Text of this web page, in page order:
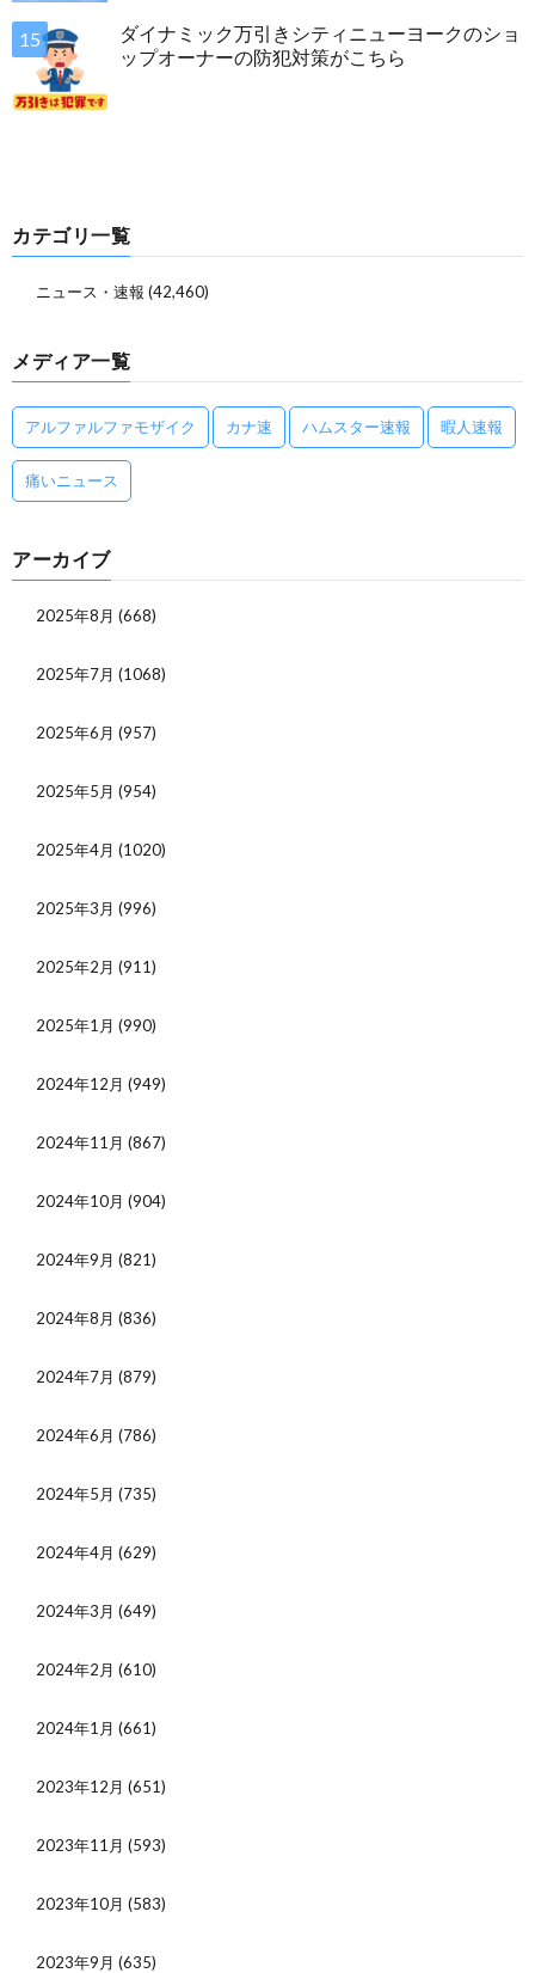
ダイナミック万引きシティニューヨークのショ
ップオーナーの防犯対策がこちら
カテゴリ一覧
ニュース・速報 (42,460)
メディア一覧
アルファルファモザイク カナ速 ハムスター速報 暇人速報
痛いニュース
アーカイブ
2025年8月 (668)
2025年7月 (1068)
2025年6月 (957)
2025年5月 (954)
2025年4月 (1020)
2025年3月 (996)
2025年2月 (911)
2025年1月 (990)
2024年12月 (949)
2024年11月 (867)
2024年10月 (904)
2024年9月 (821)
2024年8月 (836)
2024年7月 (879)
2024年6月 (786)
2024年5月 (735)
2024年4月 (629)
2024年3月 (649)
2024年2月 (610)
2024年1月 (661)
2023年12月 (651)
2023年11月 (593)
2023年10月 (583)
2023年9月 (635)